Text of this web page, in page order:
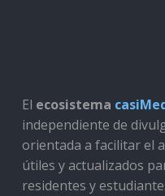
El ecosistema
independiente de
orientada a facilitar el
útiles y actualizados
residentes y